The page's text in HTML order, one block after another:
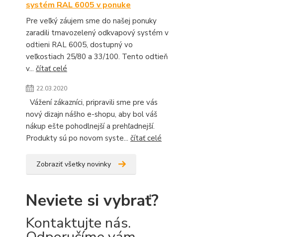
systém RAL 6005 v ponuke
Pre veľký záujem sme do našej ponuky
zaradili tmavozelený odkvapový systém v
odtieni RAL 6005, dostupný vo
veľkostiach 25/80 a 33/100. Tento odtieň
v... čítať celé
22.03.2020
Vážení zákazníci, pripravili sme pre vás
nový dizajn nášho e-shopu, aby bol váš
nákup ešte pohodlnejší a prehľadnejší.
Produkty sú po novom syste... čítať celé
Zobraziť všetky novinky
Neviete si vybrať?
Kontaktujte nás.